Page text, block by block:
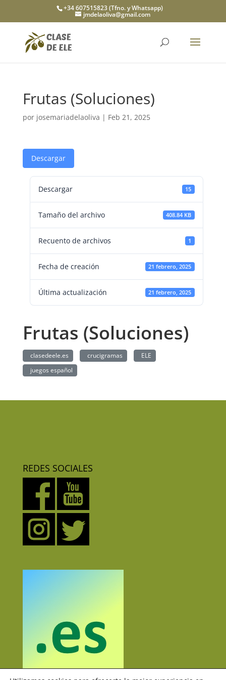
+34 607515823 (Tfno. y Whatsapp)
jmdelaoliva@gmail.com
Frutas (Soluciones)
por josemariadelaoliva | Feb 21, 2025
Descargar
Descargar 15
Tamaño del archivo 408.84 KB
Recuento de archivos 1
Fecha de creación 21 febrero, 2025
Última actualización 21 febrero, 2025
Frutas (Soluciones)
clasedeele.es crucigramas
ELE
juegos español
REDES SOCIALES